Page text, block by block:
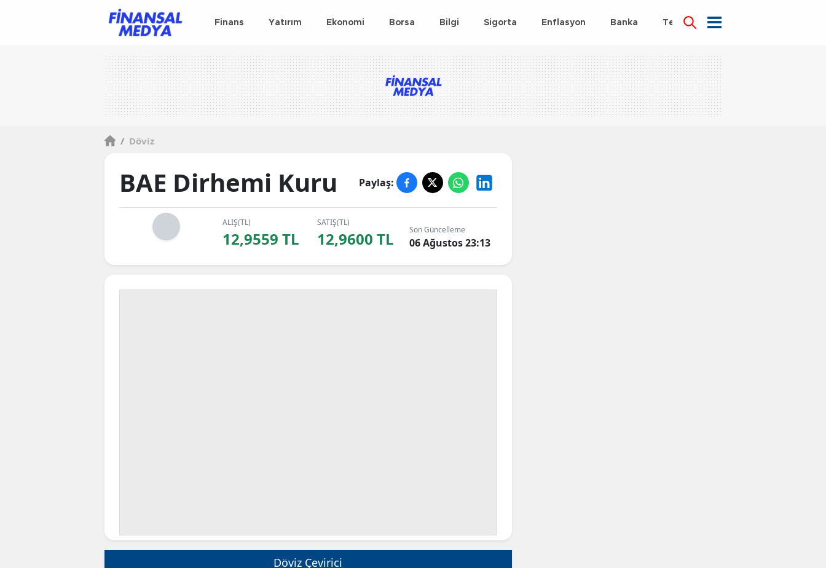
Finans Yatırım Ekonomi Borsa Bilgi Sigorta Enflasyon Banka Teknoloji
/ Döviz
BAE Dirhemi Kuru Paylaş:
ALIŞ(TL)
12,9559 TL
SATIŞ(TL)
12,9600 TL Son Güncelleme
06 Ağustos 23:13
Döviz Çevirici